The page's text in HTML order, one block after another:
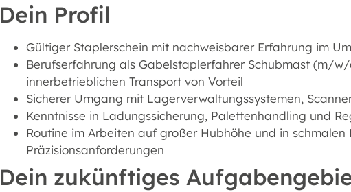
Dein Profil
Gültiger Staplerschein mit nachweisbarer Erfahrung im
Berufserfahrung als Gabelstaplerfahrer Schubmast (m/
innerbetrieblichen Transport von Vorteil
Sicherer Umgang mit Lagerverwaltungssystemen,
Kenntnisse in Ladungssicherung, Palettenhandling und
Routine im Arbeiten auf großer Hubhöhe und in
Präzisionsanforderungen
Dein zukünftiges